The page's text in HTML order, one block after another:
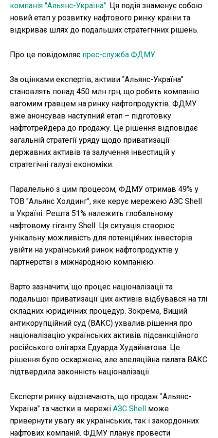
компанія "Альянс-Україна". Ця подія знаменує собою
новий етап у розвитку нафтового ринку країни та
відкриває шлях до подальших стратегічних рішень.
Про це повідомляє прес-служба ФДМУ.
За оцінками експертів, активи "Альянс-Україна"
становлять понад 450 млн грн, що робить компанію
вагомим гравцем на ринку нафтопродуктів. ФДМУ
вже анонсував наступний етап – підготовку
нафтотрейдера до продажу. Це рішення відповідає
загальній стратегії уряду щодо приватизації
державних активів та залучення інвестицій у
стратегічні галузі економіки.
Паралельно з цим процесом, ФДМУ отримав 49% у
ТОВ "Альянс Холдинг", яке керує мережею АЗС Shell
в Україні. Решта 51% належить глобальному
нафтовому гіганту Shell. Ця ситуація створює
унікальну можливість для потенційних інвесторів
увійти на український ринок нафтопродуктів у
партнерстві з міжнародною компанією.
Варто зазначити, що процес націоналізації та
подальшої приватизації цих активів відбувався на тлі
складних юридичних процедур. Зокрема, Вищий
антикорупційний суд (ВАКС) ухвалив рішення про
націоналізацію українських активів підсанкційного
російського олігарха Едуарда Худайнатова. Це
рішення було оскаржене, але апеляційна палата ВАКС
підтвердила законність націоналізації.
Експерти ринку відзначають, що продаж "Альянс-
Україна" та частки в мережі АЗС Shell може
привернути увагу як українських, так і закордонних
нафтових компаній. ФДМУ планує провести